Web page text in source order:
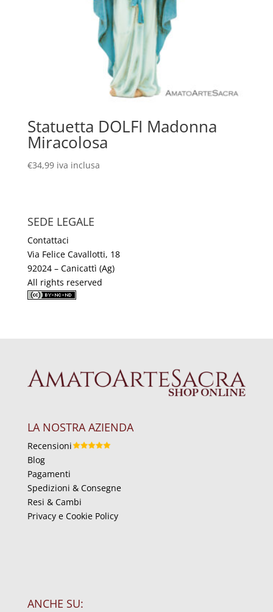
Statuetta DOLFI Madonna
Miracolosa
€34,99 iva inclusa
SEDE LEGALE
Contattaci
Via Felice Cavallotti, 18
92024 – Canicattì (Ag)
All rights reserved
LA NOSTRA AZIENDA
Recensioni
Blog
Pagamenti
Spedizioni & Consegne
Resi & Cambi
Privacy e Cookie Policy
ANCHE SU: